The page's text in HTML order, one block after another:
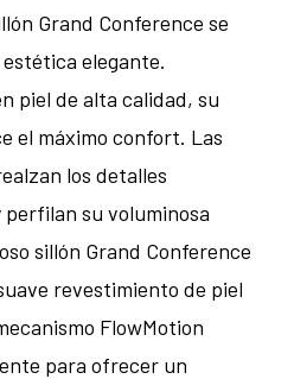
Grand Conference se
elegante.
piel de alta calidad, su
el máximo confort. Las
los detalles
su voluminosa
sillón Grand Conference
revestimiento de piel
FlowMotion
para ofrecer un